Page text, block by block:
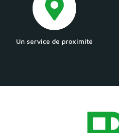
Un service de proximité